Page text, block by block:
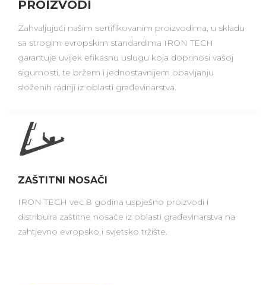
PROIZVODI
Zahvaljujući našim sertifikovanim proizvodima, u skladu
sa strogim evropskim standardima IRON TECH
garantuje uvijek efikasnu uslugu koja doprinosi vašoj
sigurnosti, te bržem i jednostavnijem obavljanju
složenih radnji iz oblasti građevinarstva.
ZAŠTITNI NOSAČI
IRON TECH vec 8 godina uspješno proizvodi i
distribuira zaštitne nosače iz oblasti građevinarstva na
zahtjevno evropsko i svjetsko tržište.